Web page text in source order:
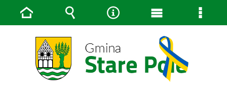
Strona
główna
Wyszukiwarka
NarzędziaMenu
główne
Menu